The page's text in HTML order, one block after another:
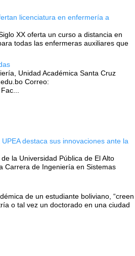
licenciatura en enfermería a
XX oferta un curso a distancia en
todas las enfermeras auxiliares que
Unidad Académica Santa Cruz
Correo:
destaca sus innovaciones ante la
la Universidad Pública de El Alto
Carrera de Ingeniería en Sistemas
de un estudiante boliviano, “creen
o tal vez un doctorado en una ciudad